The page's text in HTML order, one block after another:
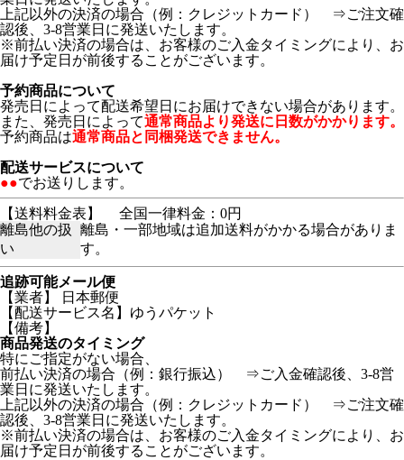
上記以外の決済の場合（例：クレジットカード） ⇒ご注文確
認後、3-8営業日に発送いたします。
※前払い決済の場合は、お客様のご入金タイミングにより、お
届け予定日が前後することがございます。
予約商品について
発売日によって配送希望日にお届けできない場合があります。
また、発売日によって通常商品より発送に日数がかかります。
予約商品は通常商品と同梱発送できません。
配送サービスについて
●●でお送りします。
【送料料金表】
全国一律料金：0円
離島他の扱
い
離島・一部地域は追加送料がかかる場合がありま
す。
追跡可能メール便
【業者】 日本郵便
【配送サービス名】ゆうパケット
【備考】
商品発送のタイミング
特にご指定がない場合、
前払い決済の場合（例：銀行振込） ⇒ご入金確認後、3-8営
業日に発送いたします。
上記以外の決済の場合（例：クレジットカード） ⇒ご注文確
認後、3-8営業日に発送いたします。
※前払い決済の場合は、お客様のご入金タイミングにより、お
届け予定日が前後することがございます。